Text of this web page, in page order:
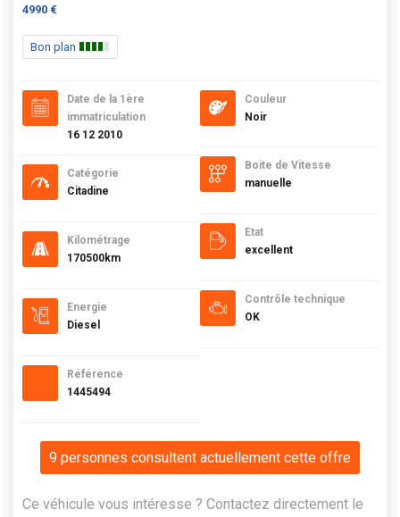
4990 €
Bon plan
Date de la 1ère
immatriculation
16 12 2010
Catégorie
Citadine
Kilométrage
170500km
Energie
Diesel
Référence
1445494
Couleur
Noir
Boite de Vitesse
manuelle
Etat
excellent
Contrôle technique
OK
9 personnes consultent actuellement cette offre
Ce véhicule vous intéresse ? Contactez directement le